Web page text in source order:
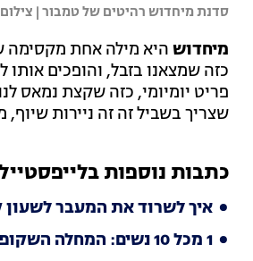
סדנת מיחדוש רהיטים של טמבור |
מיחדוש היא מילה אחת מקסימה
כזה שמצאנו בזבל, והופכים
פריט יומיומי, כזה שקצת נמאס
שצריך בשביל זה זה ניירות
כתבות נוספות
איך לשרוד את המעבר לשעון
1 מכל 10 נשים: המחלה השקופה שקשה לאבחן - מה זו מחלת האנדומטריוזיס?